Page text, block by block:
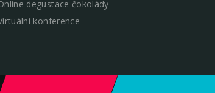
degustace čokolády
konference